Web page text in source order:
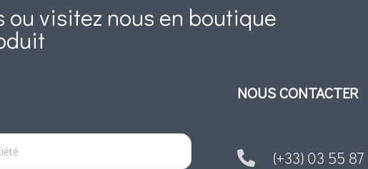
ou visitez nous en boutique
NOUS CONTACTER
(+33) 03 55